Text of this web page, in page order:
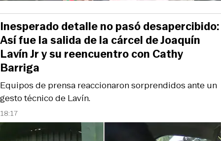
18:17
Equipos de prensa reaccionaron sorprendidos ante un
gesto técnico de Lavín.
Inesperado detalle no pasó desapercibido:
Así fue la salida de la cárcel de Joaquín
Lavín Jr y su reencuentro con Cathy
Barriga